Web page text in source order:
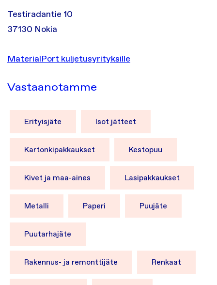
Testiradantie 10
37130 Nokia
MaterialPort kuljetusyrityksille
Vastaanotamme
Erityisjäte Isot jätteet
Kartonkipakkaukset Kestopuu
Kivet ja maa-aines Lasipakkaukset
Metalli Paperi Puujäte
Puutarhajäte
Rakennus- ja remonttijäte Renkaat